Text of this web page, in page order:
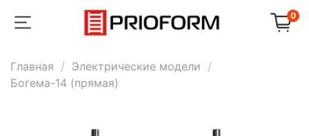
0
Главная
Электрические модели
Богема-14 (прямая)